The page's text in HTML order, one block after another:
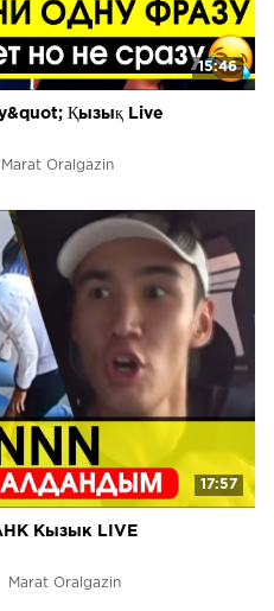
15:46
Қызық Live
Marat Oralgazin
17:57
Кызык LIVE
Marat Oralgazin